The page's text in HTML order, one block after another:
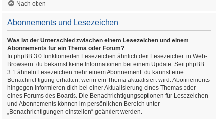
Nach oben
Abonnements und Lesezeichen
Was ist der Unterschied zwischen einem Lesezeichen und einem
Abonnements für ein Thema oder Forum?
In phpBB 3.0 funktionierten Lesezeichen ähnlich den Lesezeichen in Web-
Browsern: du bekamst keine Informationen bei einem Update. Seit phpBB
3.1 ähneln Lesezeichen mehr einem Abonnement: du kannst eine
Benachrichtigung erhalten, wenn ein Thema aktualisiert wird. Abonnements
hingegen informieren dich bei einer Aktualisierung eines Themas oder
eines Forums des Boards. Die Benachrichtigungsoptionen für Lesezeichen
und Abonnements können im persönlichen Bereich unter
„Benachrichtigungen einstellen“ geändert werden.